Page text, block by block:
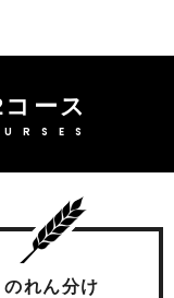
ース
のれん分け